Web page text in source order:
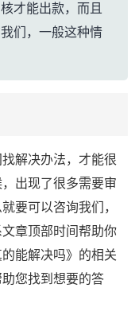
才能出款，而且
们，一般这种情
解决办法，才能很
出现了很多需要审
要可以咨询我们，
章顶部时间帮助你
能解决吗》的相关
您找到想要的答